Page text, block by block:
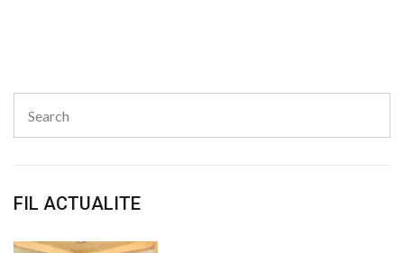
for:
FIL ACTUALITE